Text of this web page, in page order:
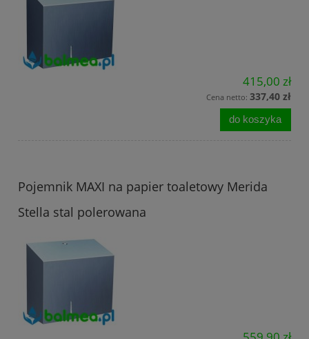
415,00 zł
Cena netto: 337,40 zł
do koszyka
Pojemnik MAXI na papier toaletowy Merida
Stella stal polerowana